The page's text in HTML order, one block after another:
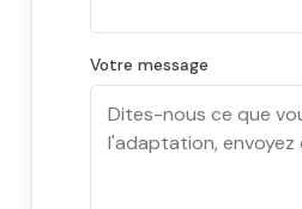
Votre message